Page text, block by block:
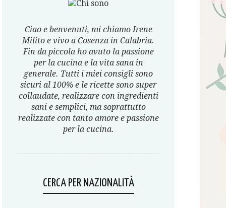
Ciao e benvenuti, mi chiamo Irene
Milito e vivo a Cosenza in Calabria.
Fin da piccola ho avuto la passione
per la cucina e la vita sana in
generale. Tutti i miei consigli sono
sicuri al 100% e le ricette sono super
collaudate, realizzare con ingredienti
sani e semplici, ma soprattutto
realizzate con tanto amore e passione
per la cucina.
CERCA PER NAZIONALITÀ